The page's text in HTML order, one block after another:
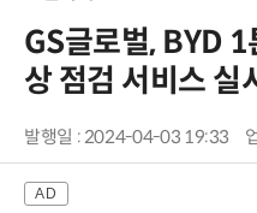
GS글로벌, BYD
상 점검 서비스 실
발행일 : 2024-04-03 19:33